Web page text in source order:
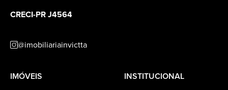
CRECI-PR J4564
@imobiliariainvictta
IMÓVEIS INSTITUCIONAL